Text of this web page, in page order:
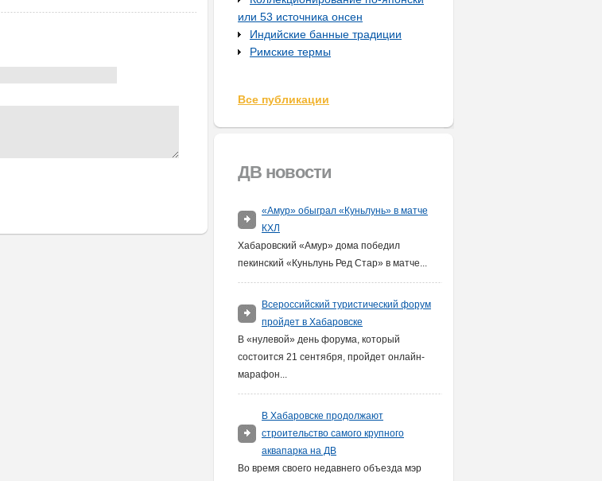
или 53 источника онсен
Индийские банные традиции
Римские термы
Все публикации
ДВ новости
«Амур» обыграл «Куньлунь» в матче
КХЛ
Хабаровский «Амур» дома победил
пекинский «Куньлунь Ред Стар» в матче...
Всероссийский туристический форум
пройдет в Хабаровске
В «нулевой» день форума, который
состоится 21 сентября, пройдет онлайн-
марафон...
В Хабаровске продолжают
строительство самого крупного
аквапарка на ДВ
Во время своего недавнего объезда мэр